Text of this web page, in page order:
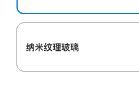
纳米纹理玻璃